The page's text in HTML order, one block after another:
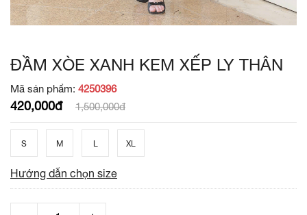
ĐẦM XÒE XANH KEM XẾP LY THÂN
Mã sản phẩm: 4250396
420,000đ 1,500,000đ
S M L XL
Hướng dẫn chọn size